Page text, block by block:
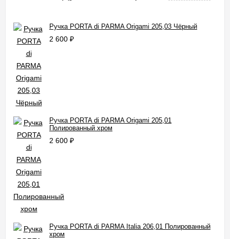
Ручка PORTA di PARMA Origami 205,03 Чёрный
2 600 ₽
Ручка PORTA di PARMA Origami 205,01
Полированный хром
2 600 ₽
Ручка PORTA di PARMA Italia 206,01 Полированный
хром